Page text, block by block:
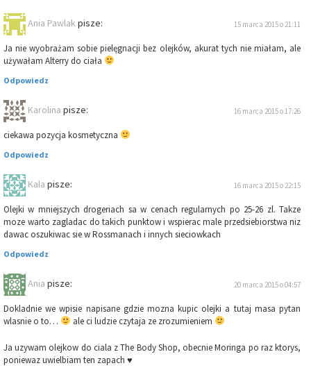
Ania Pawlak pisze: 15 marca 2015 o 21:11
Ja nie wyobrażam sobie pielęgnacji bez olejków, akurat tych nie miałam, ale
używałam Alterry do ciała
Odpowiedz
Karolina pisze: 16 marca 2015 o 17:26
ciekawa pozycja kosmetyczna
Odpowiedz
Kala pisze: 16 marca 2015 o 22:15
Olejki w mniejszych drogeriach sa w cenach regularnych po 25-26 zl. Takze
moze warto zagladac do takich punktow i wspierac male przedsiebiorstwa niz
dawac oszukiwac sie w Rossmanach i innych sieciowkach
Odpowiedz
Ania pisze: 20 marca 2015 o 04:57
Dokladnie we wpisie napisane gdzie mozna kupic olejki a tutaj masa pytan
wlasnie o to…
ale ci ludzie czytaja ze zrozumieniem
Ja uzywam olejkow do ciala z The Body Shop, obecnie Moringa po raz ktorys,
poniewaz uwielbiam ten zapach ♥